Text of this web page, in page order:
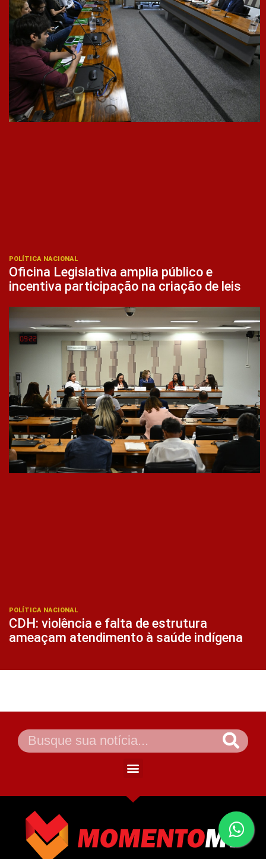
POLÍTICA NACIONAL
Oficina Legislativa amplia público e
incentiva participação na criação de leis
POLÍTICA NACIONAL
CDH: violência e falta de estrutura
ameaçam atendimento à saúde indígena